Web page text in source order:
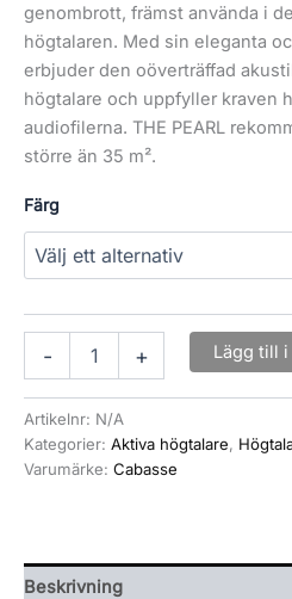
genombrott, främst använda i
högtalaren. Med sin eleganta
erbjuder den oöverträffad
högtalare och uppfyller kraven
audiofilerna. THE PEARL
större än 35 m².
Färg
- + Lägg till
Artikelnr: N/A
Kategorier: Aktiva högtalare,
Varumärke: Cabasse
Beskrivning